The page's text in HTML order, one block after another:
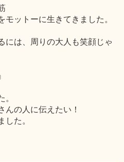
モットーに生きてきました。
には、周りの大人も笑顔じゃ
んの人に伝えたい！
た。